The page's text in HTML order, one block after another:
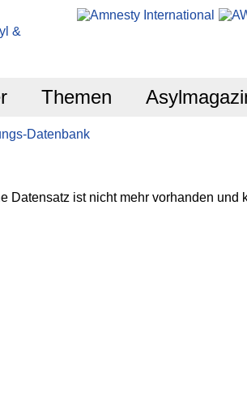
Themen
Datenbank
Datensatz ist nicht mehr vorhanden und